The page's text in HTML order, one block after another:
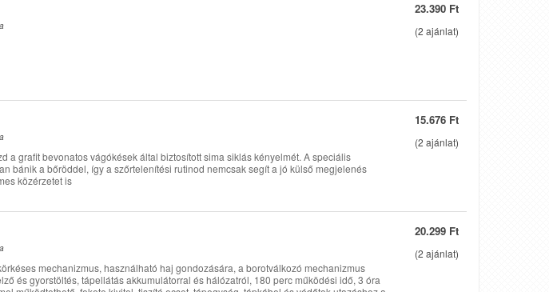
23.390 Ft
(2 ajánlat)
15.676 Ft
(2 ajánlat)
a grafit bevonatos vágókések által biztosított sima siklás kényelmét. A speciális
bánik a bőröddel, így a szőrtelenítési rutinod nemcsak segít a jó külső megjelenés
közérzetet is
20.299 Ft
(2 ajánlat)
mechanizmus, használható haj gondozására, a borotválkozó mechanizmus
és gyorstöltés, tápellátás akkumulátorral és hálózatról, 180 perc működési idő, 3 óra